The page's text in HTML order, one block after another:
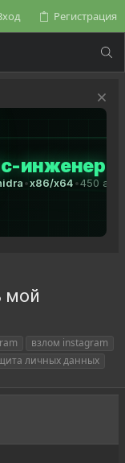
Регистрация
мой
взлом instagram
личных данных